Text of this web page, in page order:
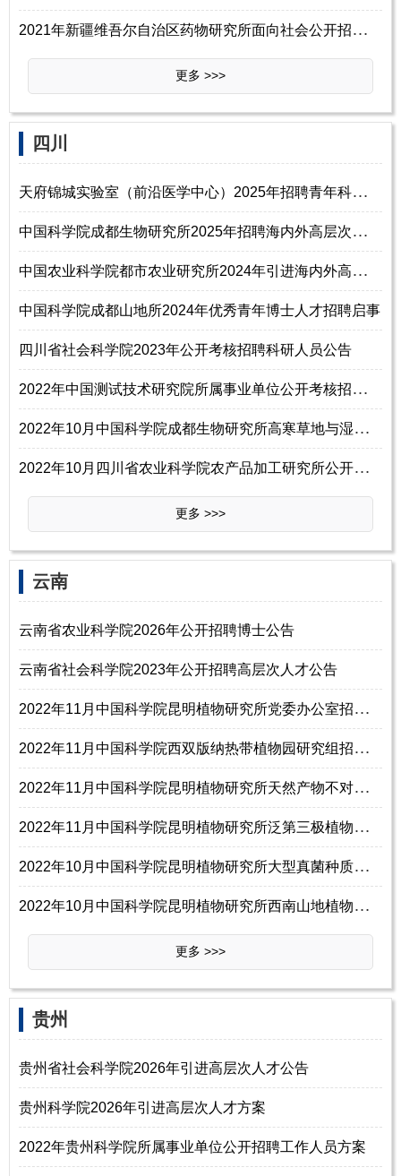
2
021年新疆维吾尔自治区药物研究所面向社会公开招聘工作人员5名公告
更多 >>>
四川
天
府锦城实验室（前沿医学中心）2025年招聘青年科学家公告
中
国科学院成都生物研究所2025年招聘海内外高层次人才启事
中
国农业科学院都市农业研究所2024年引进海内外高层次人才公告
中国科学院成都山地所2024年优秀青年博士人才招聘启事
四川省社会科学院2023年公开考核招聘科研人员公告
2
022年中国测试技术研究院所属事业单位公开考核招聘博士研究生公告
2
022年10月中国科学院成都生物研究所高寒草地与湿地生态项目组招聘科研助理2名启事
2
022年10月四川省农业科学院农产品加工研究所公开招聘科研助理1名公告
更多 >>>
云南
云南省农业科学院2026年公开招聘博士公告
云南省社会科学院2023年公开招聘高层次人才公告
2
022年11月中国科学院昆明植物研究所党委办公室招聘党务综合管理岗位工作人员1名启事
2
022年11月中国科学院西双版纳热带植物园研究组招聘组长2名启事
2
022年11月中国科学院昆明植物研究所天然产物不对称全合成专题攻关组招聘副研究员1名启事
2
022年11月中国科学院昆明植物研究所泛第三极植物多样性家谱及生存策略攻关团队招聘项目助理1名启事
2
022年10月中国科学院昆明植物研究所大型真菌种质资源与绿色发展专题攻关组招聘启事
2
022年10月中国科学院昆明植物研究所西南山地植物多样性历史与演化专题攻关组招聘工作人员2名启事
更多 >>>
贵州
贵州省社会科学院2026年引进高层次人才公告
贵州科学院2026年引进高层次人才方案
2022年贵州科学院所属事业单位公开招聘工作人员方案